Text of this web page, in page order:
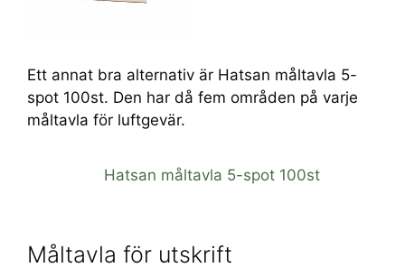
Ett annat bra alternativ är Hatsan måltavla 5-
spot 100st. Den har då fem områden på varje
måltavla för luftgevär.
Hatsan måltavla 5-spot 100st
Måltavla för utskrift